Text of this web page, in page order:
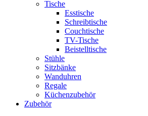
Tische
Esstische
Schreibtische
Couchtische
TV-Tische
Beistelltische
Stühle
Sitzbänke
Wanduhren
Regale
Küchenzubehör
Zubehör